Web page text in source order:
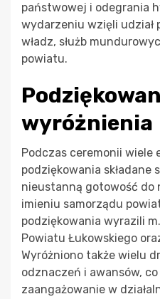
państwowej i odegrania
wydarzeniu wzięli udział
władz, służb
powiatu.
wyróżnienia
Podczas ceremonii wiele
podziękowania składane
nieustanną gotowość do
imieniu samorządu
podziękowania wyrazili
Powiatu Łukowskiego
Wyróżniono także wielu
odznaczeń i awansów, co
zaangażowanie w